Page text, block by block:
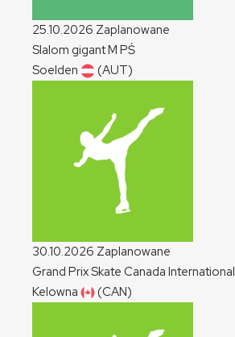
25.10.2026 Zaplanowane
Slalom gigantM PŚ
Soelden
(AUT)
30.10.2026 Zaplanowane
Grand Prix Skate Canada International
Kelowna
(CAN)